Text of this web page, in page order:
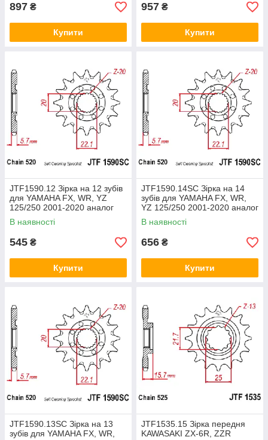
897 ₴
Купити
957 ₴
Купити
JTF1590.12 Зірка на 12 зубів
для YAMAHA FX, WR, YZ
125/250 2001-2020 аналог
SS38812
В наявності
545 ₴
Купити
JTF1590.14SC Зірка на 14
зубів для YAMAHA FX, WR,
YZ 125/250 2001-2020 аналог
SS38814
В наявності
656 ₴
Купити
JTF1590.13SC Зірка на 13
зубів для YAMAHA FX, WR,
JTF1535.15 Зірка передня
KAWASAKI ZX-6R, ZZR